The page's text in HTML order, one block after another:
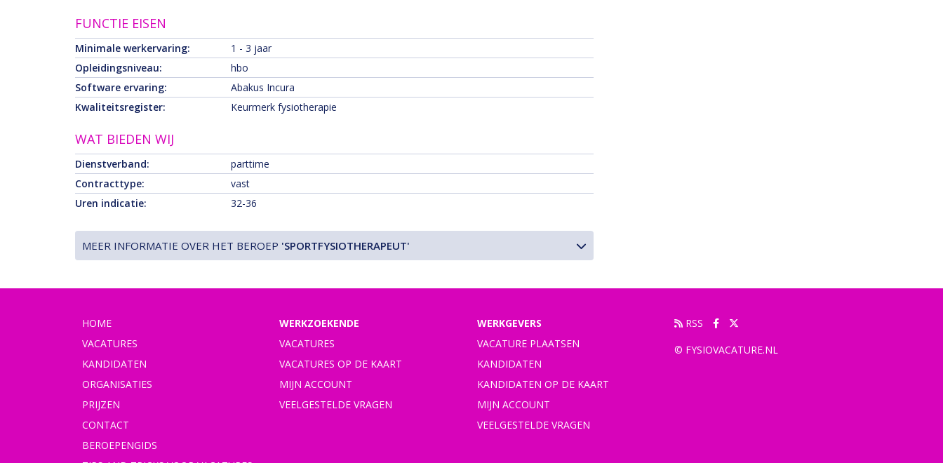
FUNCTIE EISEN
Minimale werkervaring:
1 - 3 jaar
Opleidingsniveau:
hbo
Software ervaring:
Abakus Incura
Kwaliteitsregister:
Keurmerk fysiotherapie
WAT BIEDEN WIJ
Dienstverband:
parttime
Contracttype:
vast
Uren indicatie:
32-36
MEER INFORMATIE OVER HET BEROEP 'SPORTFYSIOTHERAPEUT'
HOME
VACATURES
KANDIDATEN
ORGANISATIES
PRIJZEN
CONTACT
BEROEPENGIDS
WERKZOEKENDE
VACATURES
VACATURES OP DE KAART
MIJN ACCOUNT
VEELGESTELDE VRAGEN
WERKGEVERS
VACATURE PLAATSEN
KANDIDATEN
KANDIDATEN OP DE KAART
MIJN ACCOUNT
VEELGESTELDE VRAGEN
RSS
© FYSIOVACATURE.NL